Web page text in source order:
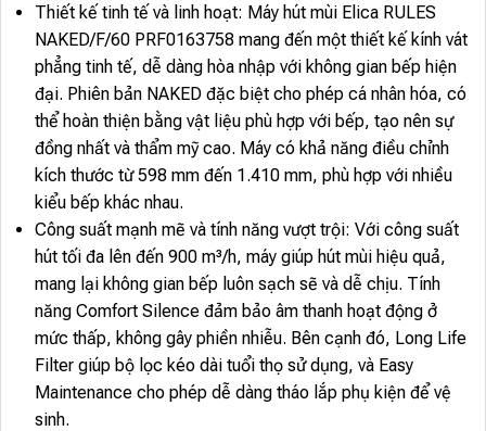
Thiết kế tinh tế và linh hoạt: Máy hút mùi Elica RULES
NAKED/F/60 PRF0163758 mang đến một thiết kế kính vát
phẳng tinh tế, dễ dàng hòa nhập với không gian bếp hiện
đại. Phiên bản NAKED đặc biệt cho phép cá nhân hóa, có
thể hoàn thiện bằng vật liệu phù hợp với bếp, tạo nên sự
đồng nhất và thẩm mỹ cao. Máy có khả năng điều chỉnh
kích thước từ 598 mm đến 1.410 mm, phù hợp với nhiều
kiểu bếp khác nhau.
Công suất mạnh mẽ và tính năng vượt trội: Với công suất
hút tối đa lên đến 900 m³/h, máy giúp hút mùi hiệu quả,
mang lại không gian bếp luôn sạch sẽ và dễ chịu. Tính
năng Comfort Silence đảm bảo âm thanh hoạt động ở
mức thấp, không gây phiền nhiễu. Bên cạnh đó, Long Life
Filter giúp bộ lọc kéo dài tuổi thọ sử dụng, và Easy
Maintenance cho phép dễ dàng tháo lắp phụ kiện để vệ
sinh.